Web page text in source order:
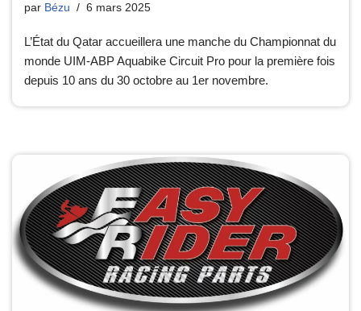
par Bézu 6 mars 2025
L’État du Qatar accueillera une manche du Championnat du
monde UIM-ABP Aquabike Circuit Pro pour la première fois
depuis 10 ans du 30 octobre au 1er novembre.